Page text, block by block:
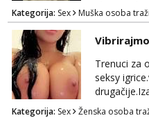
videa
Kategorija: Sex Muška osoba
Trenuci za
seksy
tebe.sve
Kategorija: Sex Ženska osoba